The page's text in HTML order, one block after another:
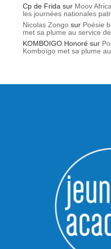
Cp de Frida sur Moov
les journées nationales
Nicolas Zongosur Poésie
met sa plume au service de
KOMBOIGO Honorésur
Komboïgo met sa plume